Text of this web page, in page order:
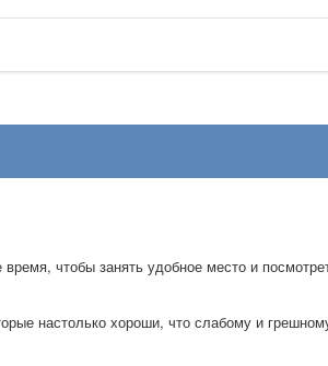
чтобы занять удобное место и
настолько хороши, что слабому и